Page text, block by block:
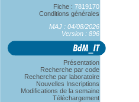
Fiche : 7819170
Conditions générales
MAJ : 04/08/2026
Version : 896
Présentation
Recherche par code
Recherche par laboratoire
Nouvelles Inscriptions
Modifications de la semaine
Téléchargement